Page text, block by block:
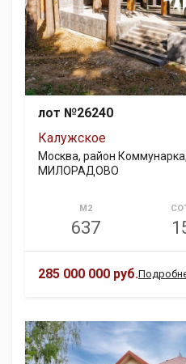
лот №26240
Калужское
Москва, район
МИЛОРАДОВО
М2
637
285 000 000 руб.